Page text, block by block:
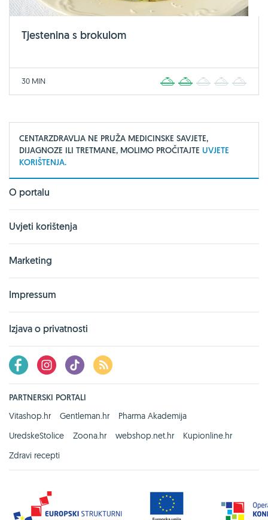
Tjestenina s brokulom
30 MIN 2 3 4
CENTARZDRAVLJA NE PRUŽA MEDICINSKE SAVJETE,
DIJAGNOZE ILI TRETMANE, MOLIMO PROČITAJTE UVJETE
KORIŠTENJA.
O portalu
Uvjeti korištenja
Marketing
Impressum
Izjava o privatnosti
PARTNERSKI PORTALI
Vitashop.hr
Gentleman.hr
Pharma Akademija
UredskeStolice
Zoona.hr webshop.net.hr
Kupionline.hr
Zdravi recepti